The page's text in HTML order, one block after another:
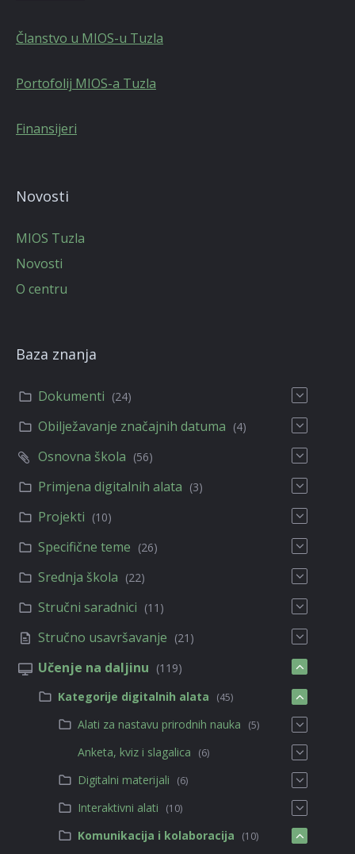
Članstvo u MIOS-u Tuzla
Portofolij MIOS-a Tuzla
Finansijeri
Novosti
MIOS Tuzla
Novosti
O centru
Baza znanja
Dokumenti (24)
Obilježavanje značajnih datuma (4)
Osnovna škola (56)
Primjena digitalnih alata (3)
Projekti (10)
Specifične teme (26)
Srednja škola (22)
Stručni saradnici (11)
Stručno usavršavanje (21)
Učenje na daljinu (119)
Kategorije digitalnih alata
(45)
Alati za nastavu prirodnih nauka (5)
Anketa, kviz i slagalica (6)
Digitalni materijali (6)
Interaktivni alati (10)
Komunikacija i kolaboracija (10)